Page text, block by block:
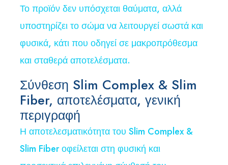
Το προϊόν δεν υπόσχεται θαύματα, αλλά
υποστηρίζει το σώμα να λειτουργεί σωστά και
φυσικά, κάτι που οδηγεί σε μακροπρόθεσμα
και σταθερά αποτελέσματα.
Σύνθεση Slim Complex & Slim
Fiber, αποτελέσματα, γενική
περιγραφή
Η αποτελεσματικότητα του Slim Complex &
Slim Fiber οφείλεται στη φυσική και